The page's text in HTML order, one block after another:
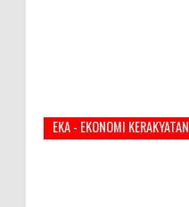
EKA - EKONOMI KERAKYATAN